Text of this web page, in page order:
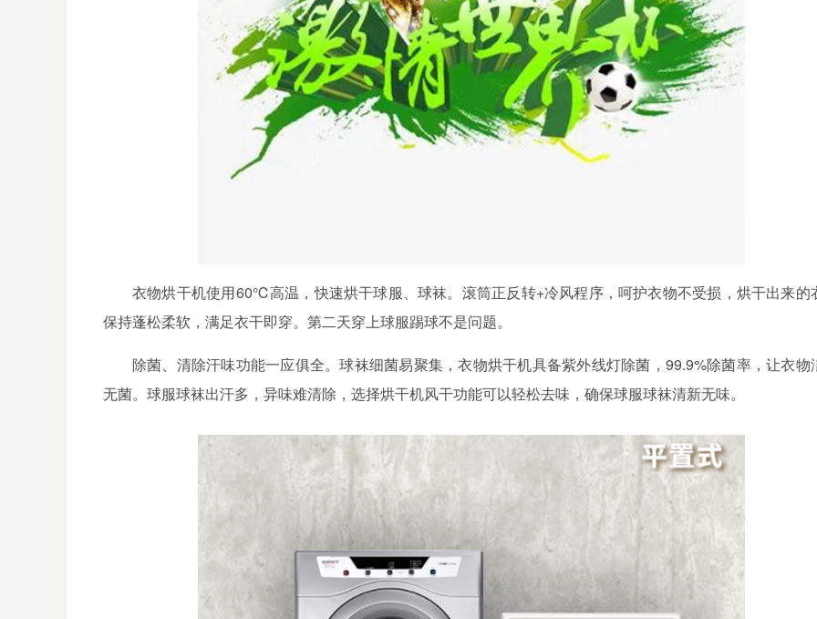
衣物烘干机使用60℃高温，快速烘干球服、球袜。滚筒正反转+冷风程序，呵护衣物不受损，烘干出来的
保持蓬松柔软，满足衣干即穿。第二天穿上球服踢球不是问题。
除菌、清除汗味功能一应俱全。球袜细菌易聚集，衣物烘干机具备紫外线灯除菌， 99.9%除菌率，让衣物
无菌。球服球袜出汗多，异味难清除，选择烘干机风干功能可以轻松去味，确保球服球袜清新无味。